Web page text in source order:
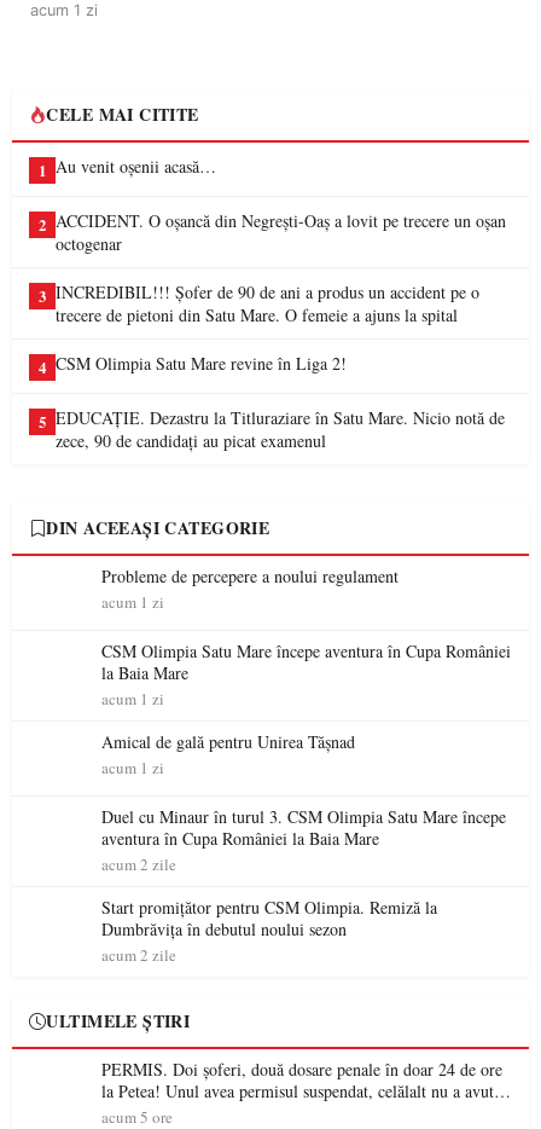
acum 1 zi
CELE MAI CITITE
1 Au venit oșenii acasă…
2 ACCIDENT. O oșancă din Negrești-Oaș a lovit pe trecere un oșan
octogenar
3 INCREDIBIL!!! Șofer de 90 de ani a produs un accident pe o
trecere de pietoni din Satu Mare. O femeie a ajuns la spital
4 CSM Olimpia Satu Mare revine în Liga 2!
5 EDUCAȚIE. Dezastru la Titluraziare în Satu Mare. Nicio notă de
zece, 90 de candidați au picat examenul
DIN ACEEAȘI CATEGORIE
Probleme de percepere a noului regulament
acum 1 zi
CSM Olimpia Satu Mare începe aventura în Cupa României
la Baia Mare
acum 1 zi
Amical de gală pentru Unirea Tășnad
acum 1 zi
Duel cu Minaur în turul 3. CSM Olimpia Satu Mare începe
aventura în Cupa României la Baia Mare
acum 2 zile
Start promițător pentru CSM Olimpia. Remiză la
Dumbrăvița în debutul noului sezon
acum 2 zile
ULTIMELE ȘTIRI
PERMIS. Doi șoferi, două dosare penale în doar 24 de ore
la Petea! Unul avea permisul suspendat, celălalt nu a avut
niciodată permis
acum 5 ore